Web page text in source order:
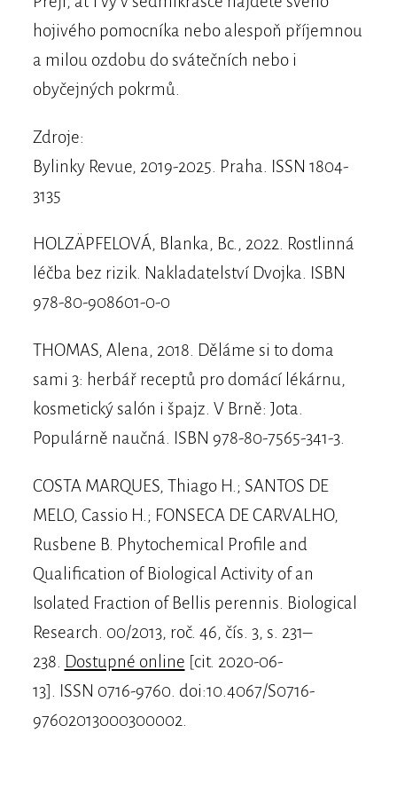
hojivého pomocníka nebo alespoň příjemnou
a milou ozdobu do svátečních nebo i
obyčejných pokrmů.
Zdroje:
Bylinky Revue, 2019-2025. Praha. ISSN 1804-
3135
HOLZÄPFELOVÁ, Blanka, Bc., 2022. Rostlinná
léčba bez rizik. Nakladatelství Dvojka. ISBN
978-80-908601-0-0
THOMAS, Alena, 2018. Děláme si to doma
sami 3: herbář receptů pro domácí lékárnu,
kosmetický salón i špajz. V Brně: Jota.
Populárně naučná. ISBN 978-80-7565-341-3.
COSTA MARQUES, Thiago H.; SANTOS DE
MELO, Cassio H.; FONSECA DE CARVALHO,
Rusbene B. Phytochemical Profile and
Qualification of Biological Activity of an
Isolated Fraction of Bellis perennis. Biological
Research. 00/2013, roč. 46, čís. 3, s. 231–
238. Dostupné online [cit. 2020-06-
13]. ISSN 0716-9760. doi:10.4067/S0716-
97602013000300002.